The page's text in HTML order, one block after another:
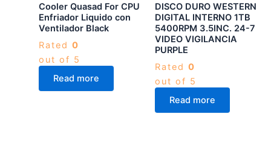
Cooler Quasad For CPU
Enfriador Liquido con
Ventilador Black
Rated 0
out of 5
Read more
DISCO DURO WESTERN
DIGITAL INTERNO 1TB
5400RPM 3.5INC. 24-7
VIDEO VIGILANCIA
PURPLE
Rated 0
out of 5
Read more